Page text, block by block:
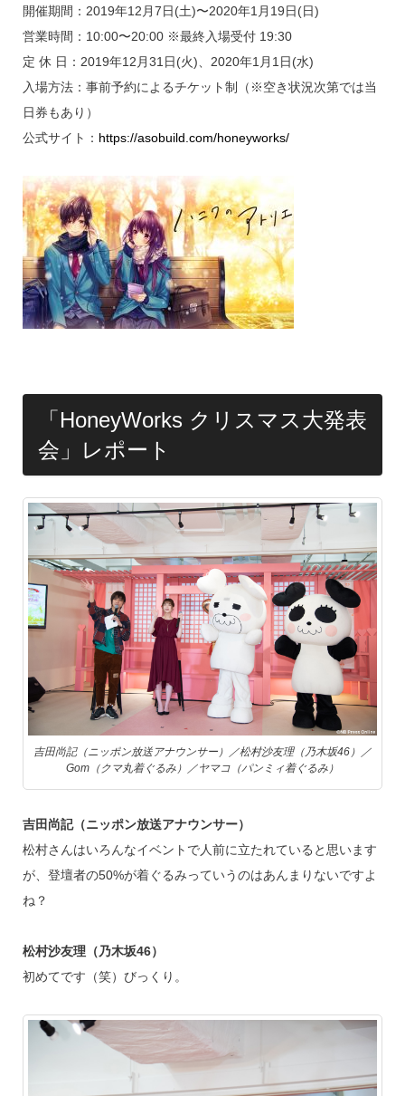
開催期間：2019年12月7日(土)〜2020年1月19日(日)
営業時間：10:00〜20:00 ※最終入場受付 19:30
定 休 日：2019年12月31日(火)、2020年1月1日(水)
入場方法：事前予約によるチケット制（※空き状況次第では当
日券もあり）
公式サイト： https://asobuild.com/honeyworks/
「HoneyWorks クリスマス大発表
会」レポート
吉田尚記（ニッポン放送アナウンサー）／松村沙友理（乃木坂46）／
Gom（クマ丸着ぐるみ）／ヤマコ（パンミィ着ぐるみ）
吉田尚記（ニッポン放送アナウンサー）
松村さんはいろんなイベントで人前に立たれていると思います
が、登壇者の50%が着ぐるみっていうのはあんまりないですよ
ね？
松村沙友理（乃木坂46）
初めてです（笑）びっくり。